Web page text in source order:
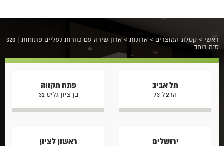
ראשי > קטלוג המוצרים > ארונות >
ארון שירה עם כוורות נעליים פתוחות | 320
ס"מ רוחב
תל אביב
הרצל 73
פתח תקווה
בן ציון גליס 32
ירושלים ראשון לציון